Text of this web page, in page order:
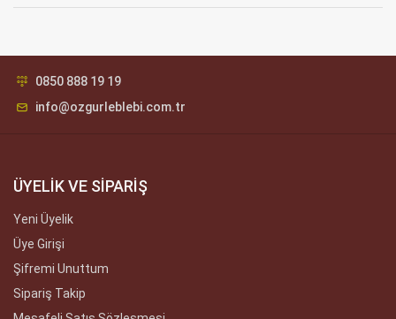
0850 888 19 19
info@ozgurleblebi.com.tr
ÜYELİK VE SİPARİŞ
Yeni Üyelik
Üye Girişi
Şifremi Unuttum
Sipariş Takip